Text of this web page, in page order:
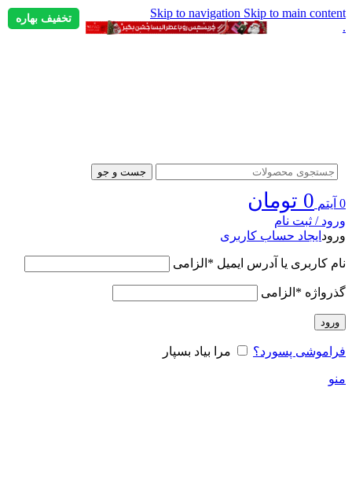
Skip to navigation Skip to main content
.
جست و جو
0 آیتم 0 تومان
ورود / ثبت نام
ورود ایجاد حساب کاربری
نام کاربری یا آدرس ایمیل * الزامی
گذرواژه * الزامی
ورود
فراموشی پسورد؟ مرا بیاد بسپار
منو
تخفیف بهاره